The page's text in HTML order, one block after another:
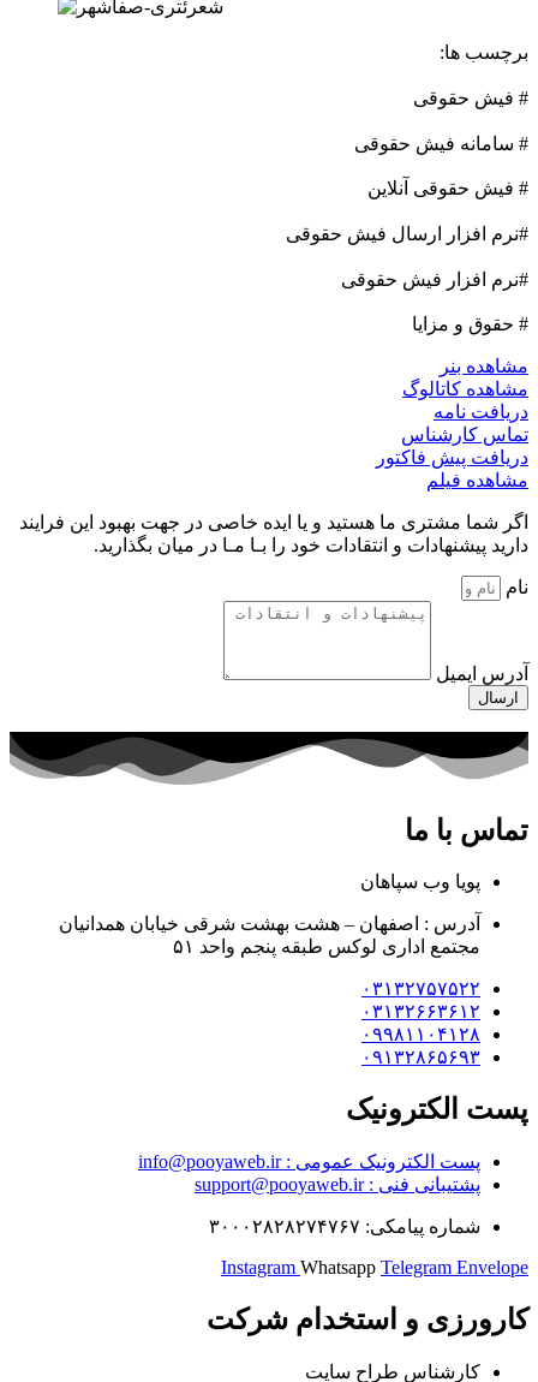
برچسب ها:
# فیش حقوقی
# سامانه فیش حقوقی
# فیش حقوقی آنلاین
#نرم افزار ارسال فیش حقوقی
#نرم افزار فیش حقوقی
# حقوق و مزایا
مشاهده بنر
مشاهده کاتالوگ
دریافت نامه
تماس کارشناس
دریافت پیش فاکتور
مشاهده فیلم
اگر شما مشتری ما هستید و یا ایده خاصی در جهت بهبود این فرایند
دارید پیشنهادات و انتقادات خود را بـا مـا در میان بگذارید.
نام
آدرس ایمیل
ارسال
تماس با ما
پویا وب سپاهان
آدرس : اصفهان – هشت بهشت شرقی خیابان همدانیان
مجتمع اداری لوکس طبقه پنجم واحد ۵۱
۰۳۱۳۲۷۵۷۵۲۲
۰۳۱۳۲۶۶۳۶۱۲
۰۹۹۸۱۱۰۴۱۲۸
۰۹۱۳۲۸۶۵۶۹۳
پست الکترونیک
پست الکترونیک عمومی : info@pooyaweb.ir
پشتیبانی فنی : support@pooyaweb.ir
شماره پیامکی: ۳۰۰۰۲۸۲۸۲۷۴۷۶۷
Instagram Whatsapp Telegram Envelope
کارورزی و استخدام شرکت
کارشناس طراح سایت